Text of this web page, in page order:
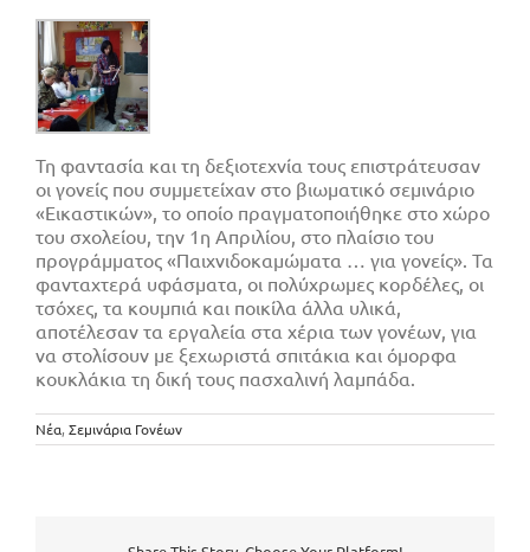
Τη φαντασία και τη δεξιοτεχνία τους επιστράτευσαν
οι γονείς που συμμετείχαν στο βιωματικό σεμινάριο
«Εικαστικών», το οποίο πραγματοποιήθηκε στο χώρο
του σχολείου, την 1η Απριλίου, στο πλαίσιο του
προγράμματος «Παιχνιδοκαμώματα … για γονείς». Τα
φανταχτερά υφάσματα, οι πολύχρωμες κορδέλες, οι
τσόχες, τα κουμπιά και ποικίλα άλλα υλικά,
αποτέλεσαν τα εργαλεία στα χέρια των γονέων, για
να στολίσουν με ξεχωριστά σπιτάκια και όμορφα
κουκλάκια τη δική τους πασχαλινή λαμπάδα.
Νέα, Σεμινάρια Γονέων